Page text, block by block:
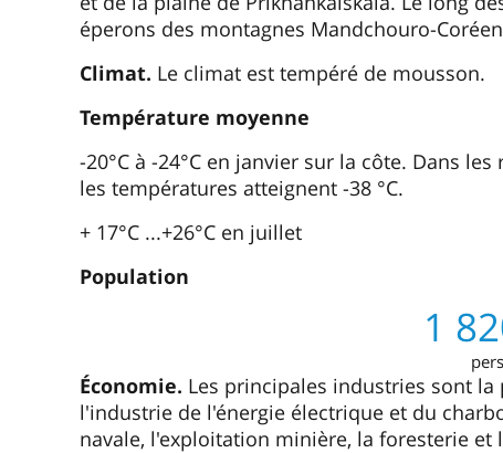
éperons des montagnes Mandchouro-
Climat. Le climat est tempéré de mousson.
Température moyenne
-20°C à -24°C en janvier sur la côte. Dans
les températures atteignent -38 °C.
+ 17°C ...+26°C en juillet
Population
1
Économie. Les principales industries sont
l'industrie de l'énergie électrique et du
navale, l'exploitation minière, la foresterie et